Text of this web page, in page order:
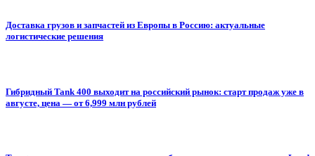
Доставка грузов и запчастей из Европы в Россию: актуальные
логистические решения
Гибридный Tank 400 выходит на российский рынок: старт продаж уже в
августе, цена — от 6,999 млн рублей